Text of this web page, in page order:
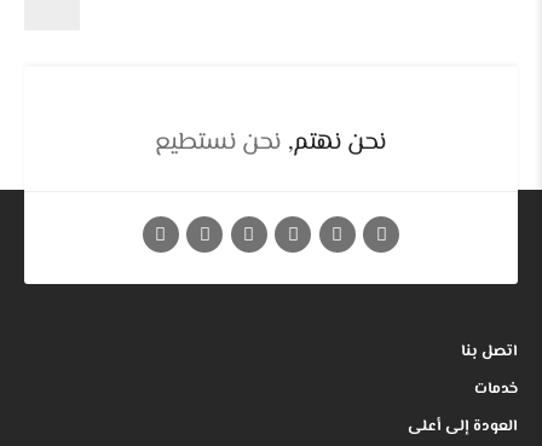
نحن نهتم, نحن نستطيع
اتصل بنا
خدمات
العودة إلى أعلى